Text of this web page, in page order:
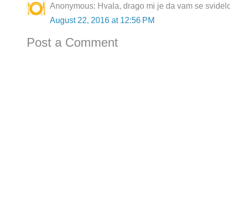
Anonymous: Hvala, drago mi je da vam se
August 22, 2016 at 12:56 PM
Post a Comment